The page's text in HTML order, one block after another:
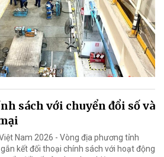
sách với chuyển đổi số và
Nam 2026 - Vòng địa phương tỉnh
kết đối thoại chính sách với hoạt động